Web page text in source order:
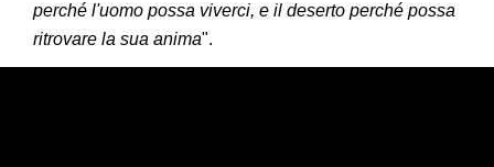
perché l'uomo possa viverci, e il deserto perché possa
ritrovare la sua anima".